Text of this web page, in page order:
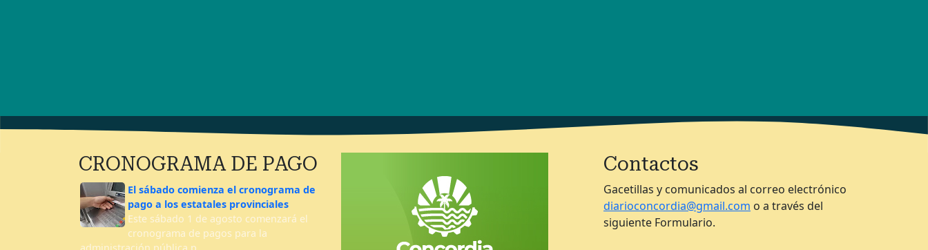
CRONOGRAMA DE PAGO
El sábado comienza el cronograma de
pago a los estatales provinciales
Este sábado 1 de agosto comenzará el
cronograma de pagos para la
administración pública p…
Contactos
Gacetillas y comunicados al correo electrónico
diarioconcordia@gmail.com o a través del
siguiente Formulario.